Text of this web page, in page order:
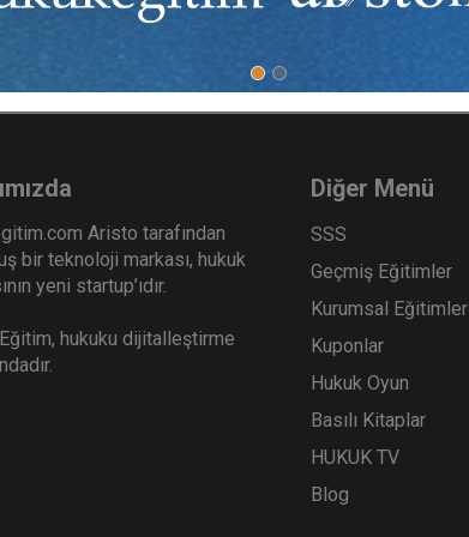
konu tamamlanacaktır.
Aristo tarafından
bir teknoloji markası, hukuk
yeni startup’ıdır.
hukuku dijitalleştirme
Diğer Menü
SSS
Geçmiş Eğitimler
Kurumsal Eğitimler
Kuponlar
Hukuk Oyun
Basılı Kitaplar
HUKUK TV
Blog